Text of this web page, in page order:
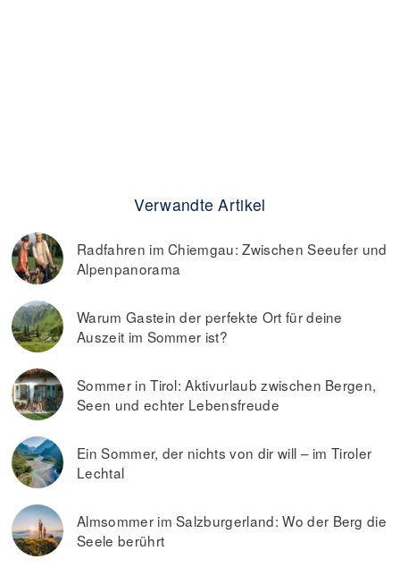
Verwandte Artikel
Radfahren im Chiemgau: Zwischen Seeufer und
Alpenpanorama
Warum Gastein der perfekte Ort für deine
Auszeit im Sommer ist?
Sommer in Tirol: Aktivurlaub zwischen Bergen,
Seen und echter Lebensfreude
Ein Sommer, der nichts von dir will – im Tiroler
Lechtal
Almsommer im Salzburgerland: Wo der Berg die
Seele berührt